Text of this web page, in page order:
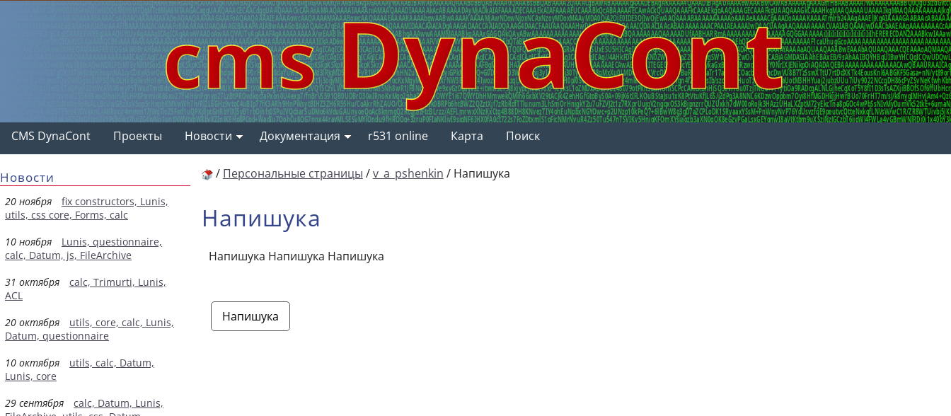
CMS DynaCont Проекты Новости Документация r531 online Карта Поиск
Новости
20 ноября
fix constructors, Lunis,
utils, css core, Forms, calc
10 ноября
Lunis, questionnaire,
calc, Datum, js, FileArchive
31 октября
calc, Trimurti, Lunis,
ACL
20 октября
utils, core, calc, Lunis,
Datum, questionnaire
10 октября
utils, calc, Datum,
Lunis, core
29 сентября
calc, Datum, Lunis,
/ Персональные страницы /v_a_pshenkin / Напишука
Напишука
Напишука Напишука Напишука
Напишука